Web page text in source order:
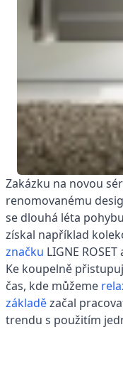
Zakázku na novou
renomovanému
se dlouhá léta
získal například
značku LIGNE
Ke koupelně
čas, kde můžeme
základězačal
trendu s použitím